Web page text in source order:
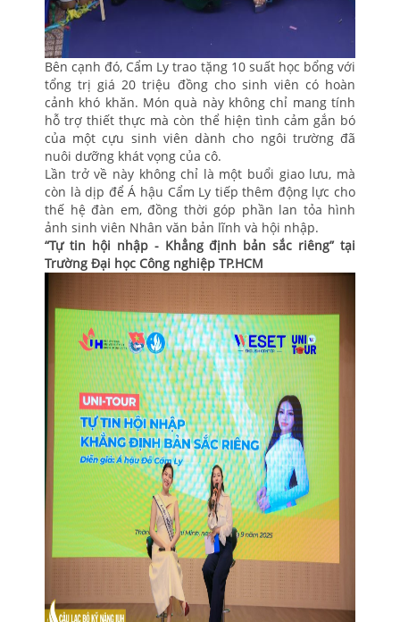
Bên cạnh đó, Cẩm Ly trao tặng 10 suất học bổng với
tổng trị giá 20 triệu đồng cho sinh viên có hoàn
cảnh khó khăn. Món quà này không chỉ mang tính
hỗ trợ thiết thực mà còn thể hiện tình cảm gắn bó
của một cựu sinh viên dành cho ngôi trường đã
nuôi dưỡng khát vọng của cô.
Lần trở về này không chỉ là một buổi giao lưu, mà
còn là dịp để Á hậu Cẩm Ly tiếp thêm động lực cho
thế hệ đàn em, đồng thời góp phần lan tỏa hình
ảnh sinh viên Nhân văn bản lĩnh và hội nhập.
“Tự tin hội nhập - Khẳng định bản sắc riêng” tại
Trường Đại học Công nghiệp TP.HCM